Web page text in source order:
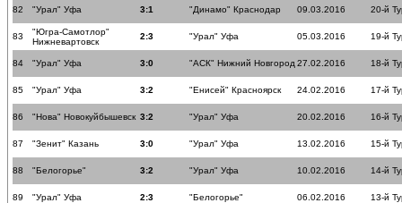
82 "Урал" Уфа 3:1 "Динамо" Краснодар 09.03.2016 20-й
83
"Югра-Самотлор"
Нижневартовск
2:3 "Урал" Уфа 05.03.2016 19-й
84 "Урал" Уфа 3:0 "АСК" Нижний Новгород 27.02.2016 18-й
85 "Урал" Уфа 3:2 "Енисей" Красноярск 24.02.2016 17-й
86 "Нова" Новокуйбышевск 3:2 "Урал" Уфа 20.02.2016 16-й
87 "Зенит" Казань 3:0 "Урал" Уфа 13.02.2016 15-й
88 "Белогорье" 3:2 "Урал" Уфа 10.02.2016 14-й
89 "Урал" Уфа 2:3 "Белогорье" 06.02.2016 13-й